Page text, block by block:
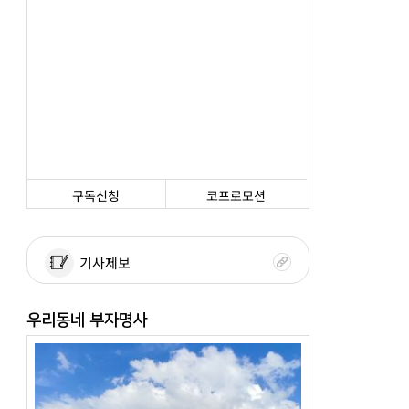
구독신청 코프로모션
기사제보
우리동네 부자명사